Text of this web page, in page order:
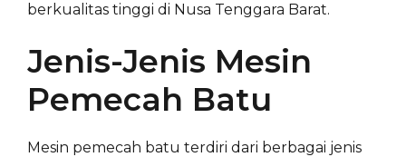
berkualitas tinggi di Nusa Tenggara Barat.
Jenis-Jenis Mesin
Pemecah Batu
Mesin pemecah batu terdiri dari berbagai jenis